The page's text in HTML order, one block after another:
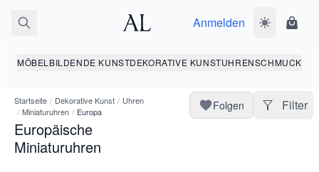
Anmelden
MÖBEL BILDENDE KUNSTDEKORATIVE KUNSTUHRENSCHMUCK
Startseite / Dekorative Kunst / Uhren
/ Miniaturuhren / Europa
Europäische
Miniaturuhren
Folgen Filter